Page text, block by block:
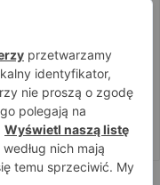
sugestia o
face to face